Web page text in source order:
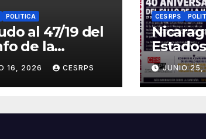
POLITICA
al 47/19 del
de la
Popular
: Siempre
16, 2026 CESRPS
CES RPS
años
que
JUNIO